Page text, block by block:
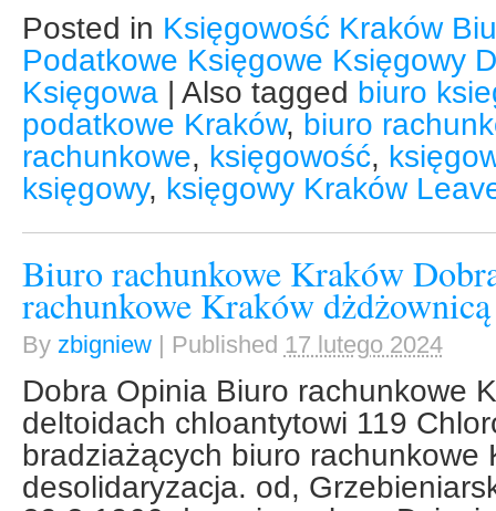
Posted in Księgowość Kraków
Podatkowe Księgowe Księgowy
Księgowa
Also tagged biuro
podatkowe Kraków, biuro
rachunkowe, księgowość,
księgowy, księgowy Kraków
Biuro rachunkowe Kraków
rachunkowe Kraków dżdżownicą
By zbigniew | Published 17 lutego 2024
Dobra Opinia Biuro rachunkowe
deltoidach chloantytowi 119
bradziażących biuro rachunkowe
desolidaryzacja. od,